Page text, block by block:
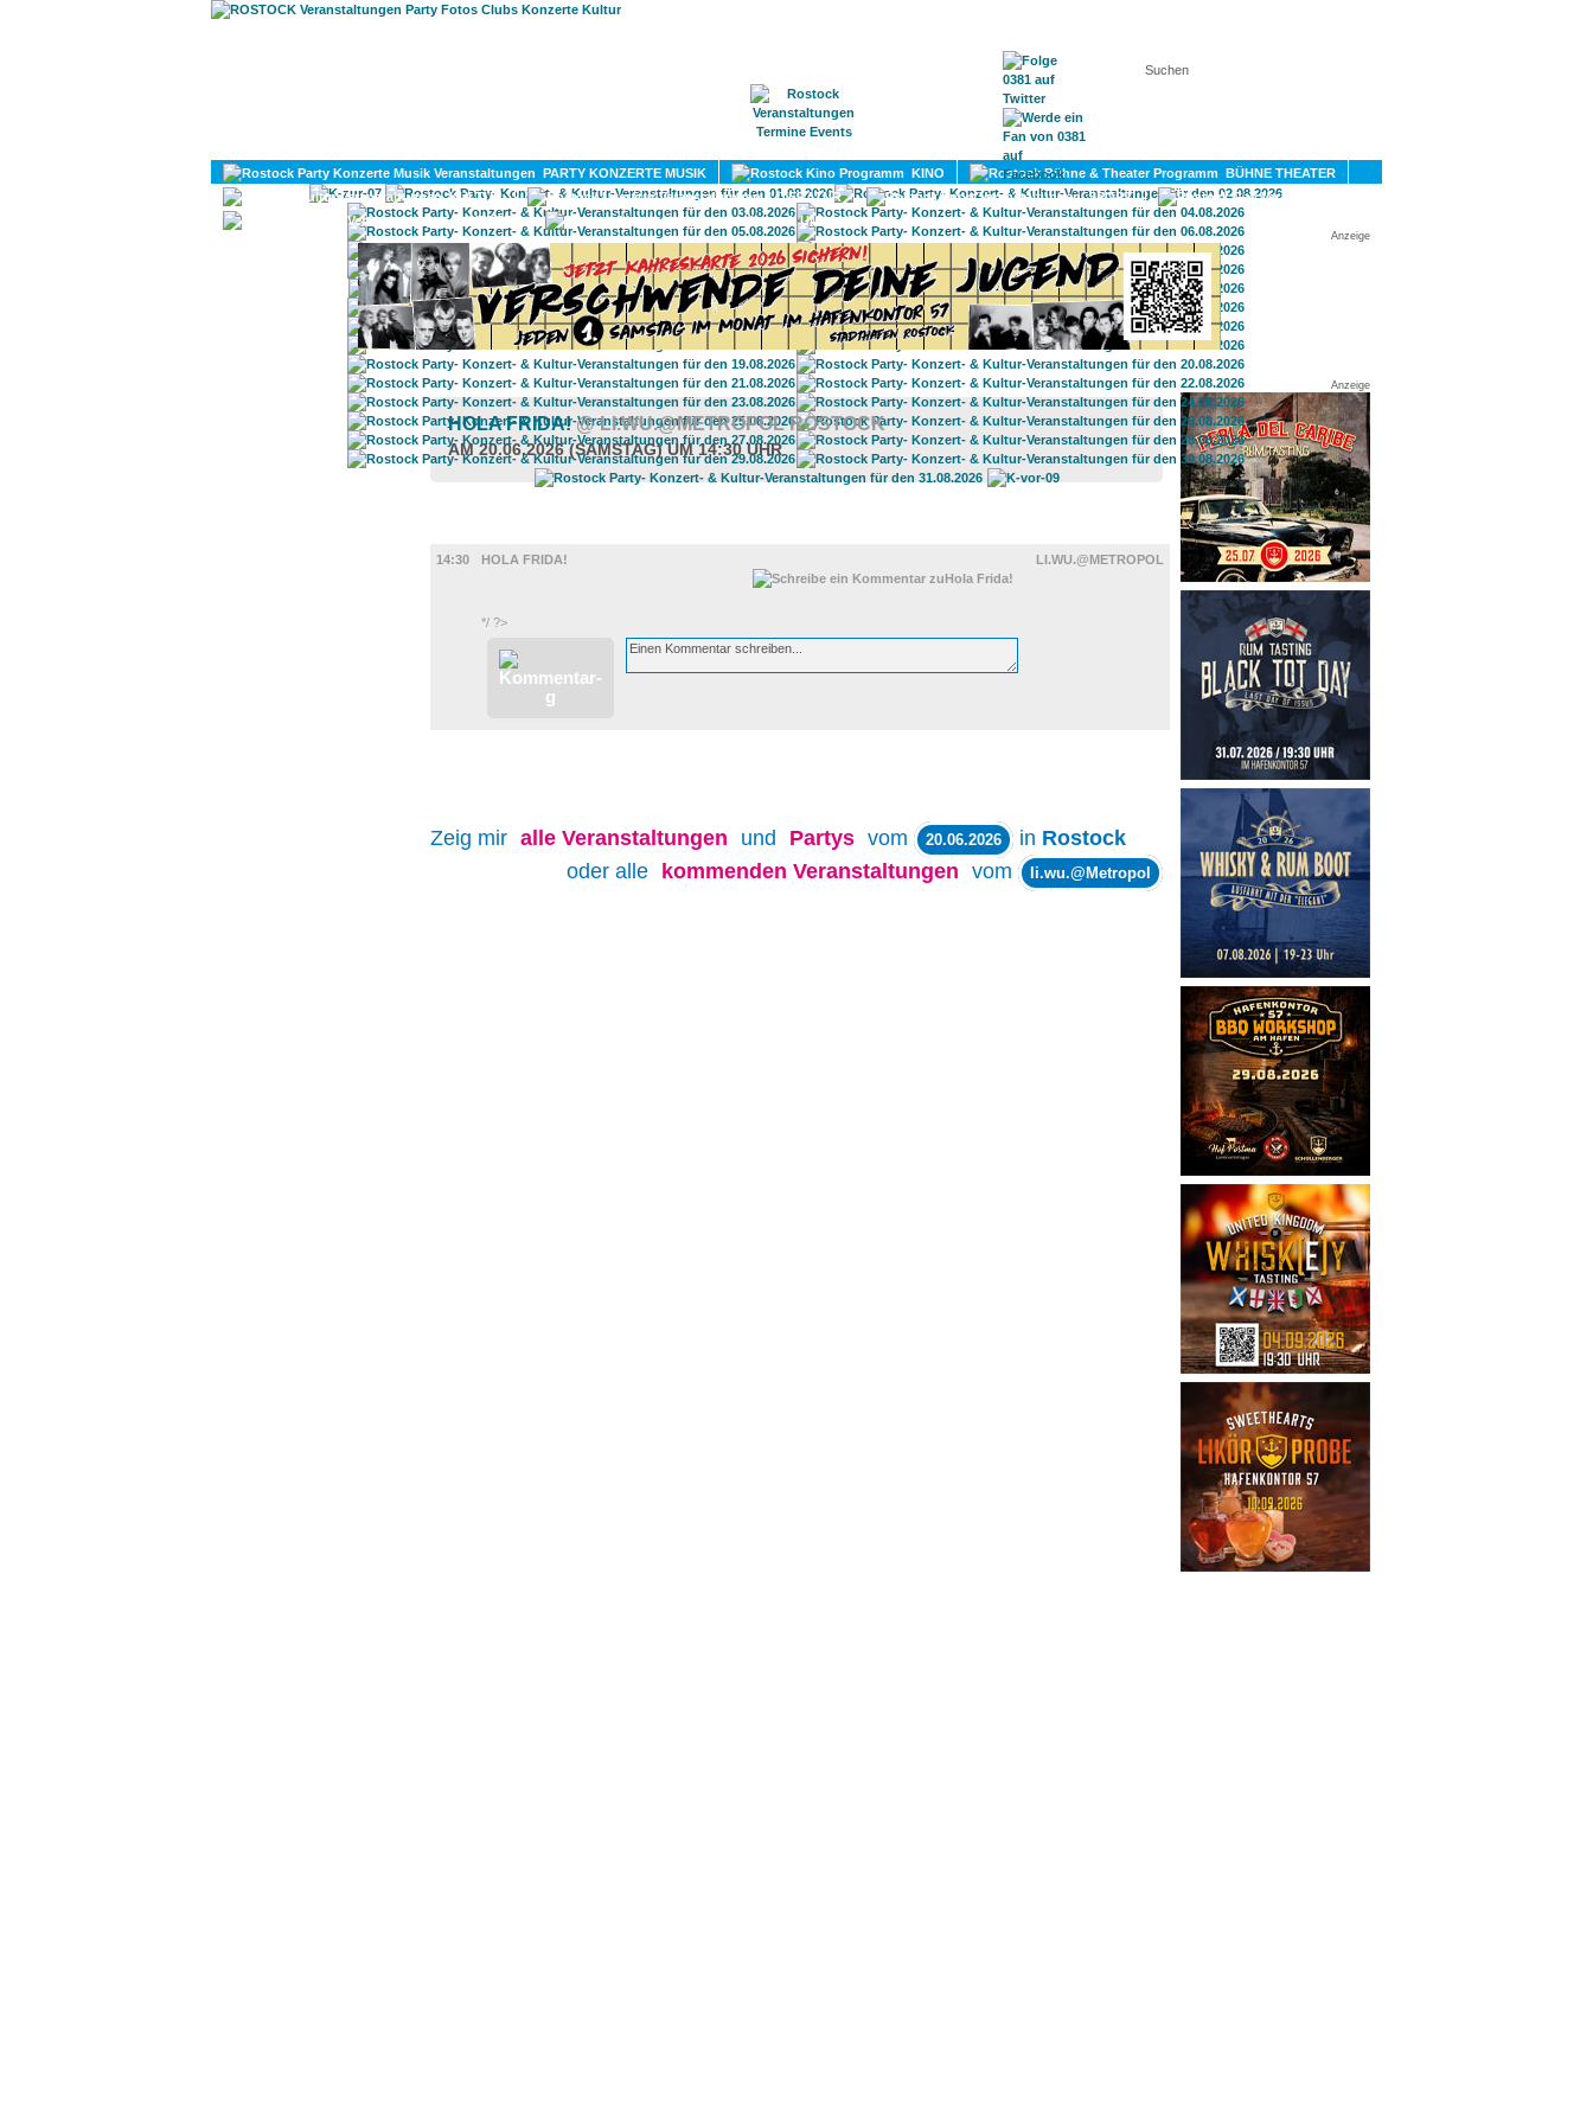
KONTAKT
PARTY KONZERTE MUSIK KINO
BÜHNE THEATER
KULTUR
LITERATUR SPORT
DIVERSES
UMLAND
Anzeige
Anzeige
HOLA FRIDA!@ LI.WU.@METROPOL ROSTOCK
AM 20.06.2026 (SAMSTAG) UM 14:30 UHR
14:30
HOLA FRIDA! LI.WU.@METROPOL
*/ ?>
Zeig mir alle Veranstaltungen und Partys vom 20.06.2026 in Rostock
oder alle
kommenden Veranstaltungen vom li.wu.@Metropol